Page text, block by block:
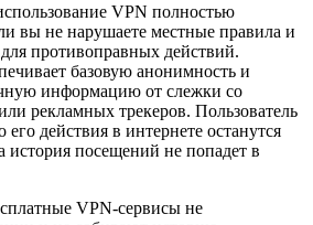
VPN полностью
вы не нарушаете местные правила и
противоправных действий.
базовую анонимность и
информацию от слежки со
рекламных трекеров. Пользователь
действия в интернете останутся
посещений не попадет в
VPN-сервисы не